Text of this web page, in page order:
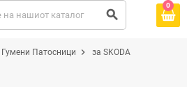
search
0
Гумени Патосници chevron_right за SKODA